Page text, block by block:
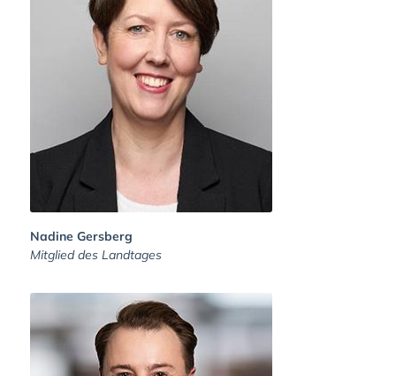
Nadine Gersberg
Mitglied des Landtages